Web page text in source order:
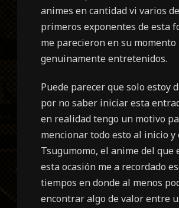
animes en cantidad vi varios
primeros exponentes de esta
me parecieron en su momento
genuinamente entretenidos.
Puede parecer que solo estoy
por no saber iniciar esta
en realidad tengo un motivo
mencionar todo esto al inicio y
Tsugumomo, el anime del que
esta ocasión me a recordado
tiempos en donde al menos
encontrar algo de valor entre